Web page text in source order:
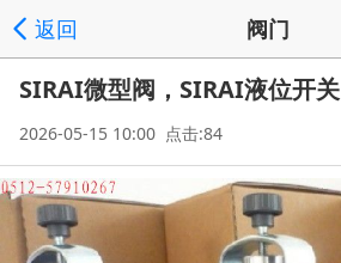
返回 阀门
SIRAI微型阀，SIRAI液位开关
2026-05-15 10:00 点击:84